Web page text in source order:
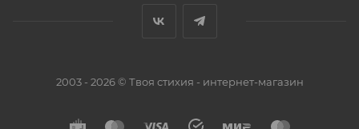
2003 - 2026 © Твоя стихия - интернет-магазин